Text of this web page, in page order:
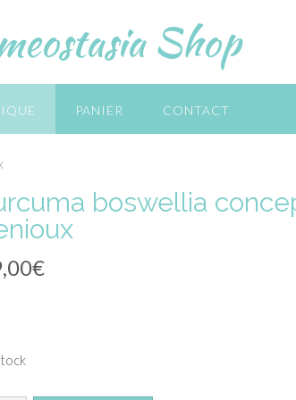
Shop
PANIER CONTACT
boswellia
€